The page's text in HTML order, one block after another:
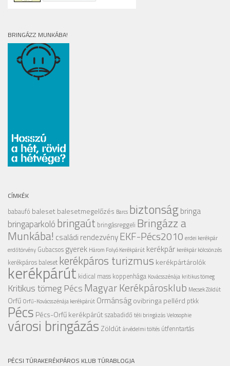
BRINGÁZZ MUNKÁBA!
CÍMKÉK
babaufó balesetbalesetmegelőzés Barcs biztonságbringa
bringaparkolóbringaút bringásreggeli Bringázz a
Munkába! családi rendezvényEKF-Pécs2010 erdei kerékpár
erdőtörvény Gubacsos gyerek Három Folyó Kerékpárút kerékpár kerékpár kölcsönzés
kerékpáros baleset kerékpáros turizmus kerékpártárolók
kerékpárút kidical mass koppenhága Kovácsszénája kritikus tömeg
Kritikus tömeg PécsMagyar Kerékpárosklub Mecsek Zöldút
Orfű Orfű-Kovácsszénája kerékpárút Ormánságovibringapellérd ptkk
Pécs Pécs-Orfű kerékpárútszabadidő téli bringázásVelosophie
városi bringázás Zöldútárvédelmi töltés útfenntartás
PÉCSI TÚRAKERÉKPÁROS KLUB TÚRABLOGJA